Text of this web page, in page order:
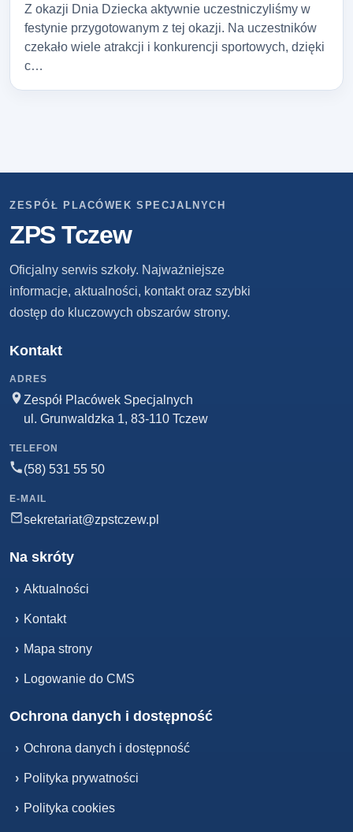
Z okazji Dnia Dziecka aktywnie uczestniczyliśmy w
festynie przygotowanym z tej okazji. Na uczestników
czekało wiele atrakcji i konkurencji sportowych, dzięki
c…
ZESPÓŁ PLACÓWEK SPECJALNYCH
ZPS Tczew
Oficjalny serwis szkoły. Najważniejsze
informacje, aktualności, kontakt oraz szybki
dostęp do kluczowych obszarów strony.
Kontakt
ADRES
Zespół Placówek Specjalnych
ul. Grunwaldzka 1, 83-110 Tczew
TELEFON
(58) 531 55 50
E-MAIL
sekretariat@zpstczew.pl
Na skróty
› Aktualności
› Kontakt
› Mapa strony
› Logowanie do CMS
Ochrona danych i dostępność
› Ochrona danych i dostępność
› Polityka prywatności
› Polityka cookies